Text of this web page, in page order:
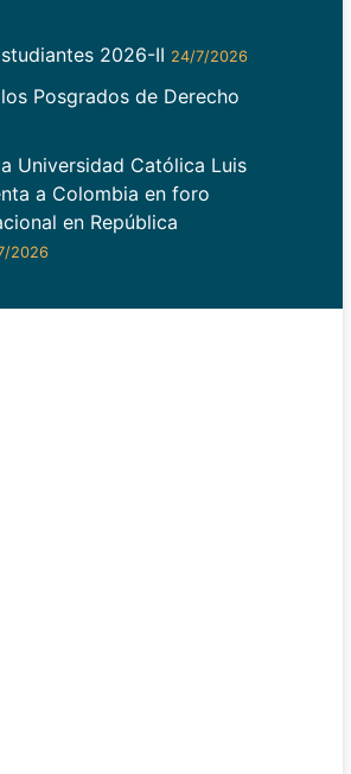
2026-II 24/7/2026
Posgrados de Derecho
Universidad Católica Luis
a Colombia en foro
en República
2026